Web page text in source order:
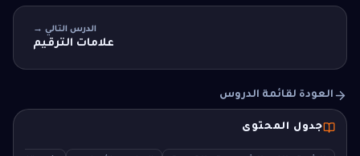
الدرس التالي →
علامات الترقيم
العودة لقائمة الدروس
جدول المحتوى